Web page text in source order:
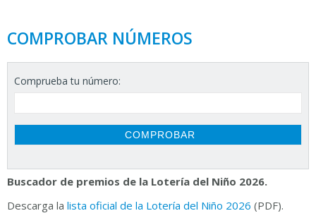
COMPROBAR NÚMEROS
Comprueba tu número:
Buscador de premios de la Lotería del Niño 2026.
Descarga la lista oficial de la Lotería del Niño 2026 (PDF).